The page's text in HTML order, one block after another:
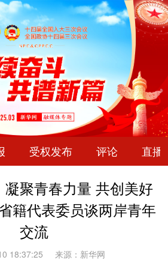
受权发布 评论 直播
凝聚青春力量 共创美好
籍代表委员谈两岸青年
交流
18:37:25 来源：新华网